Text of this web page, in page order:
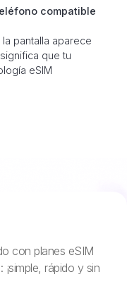
compatible
pantalla aparece
que tu
eSIM
con planes eSIM
rápido y sin